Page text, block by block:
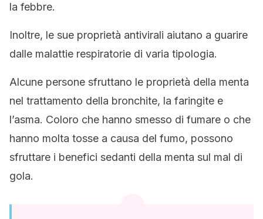
la febbre.
Inoltre, le sue proprietà antivirali aiutano a guarire
dalle malattie respiratorie di varia tipologia.
Alcune persone sfruttano le proprietà della menta
nel trattamento della bronchite, la faringite e
l’asma. Coloro che hanno smesso di fumare o che
hanno molta tosse a causa del fumo, possono
sfruttare i benefici sedanti della menta sul mal di
gola.